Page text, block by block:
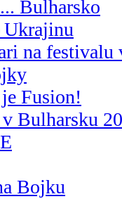
Bulharsko
Ukrajinu
na festivalu
Fusion!
Bulharsku
Bojku